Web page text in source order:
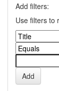
Add filters:
Use filters to